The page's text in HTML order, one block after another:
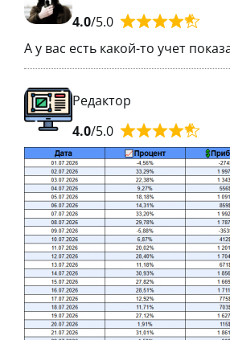
4.0/5.0
А у вас есть какой-то учет
Редактор
4.0/5.0